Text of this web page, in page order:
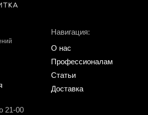
21-00
Навигация:
О нас
Профессионалам
Статьи
Доставка